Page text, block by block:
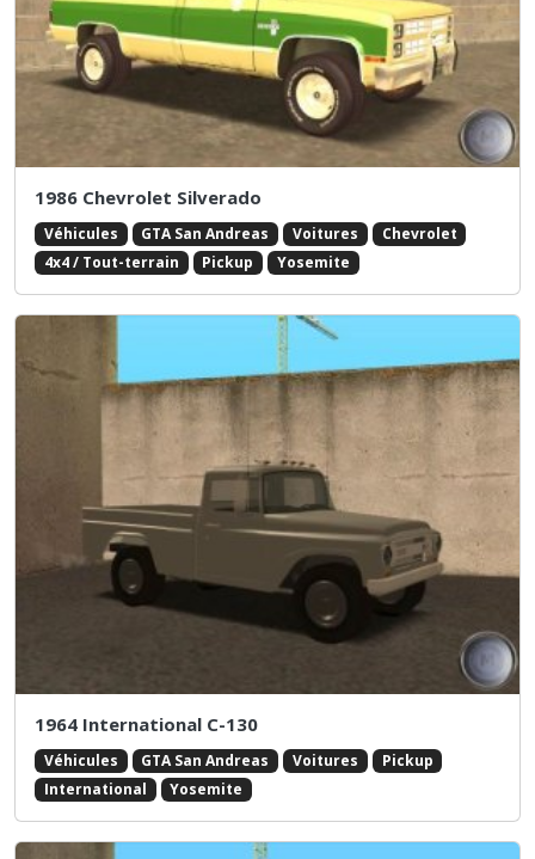
1986 Chevrolet Silverado
Véhicules GTA San Andreas Voitures
Chevrolet
4x4 / Tout-terrain
Pickup Yosemite
1964 International C-130
Véhicules GTA San Andreas Voitures
Pickup
International
Yosemite